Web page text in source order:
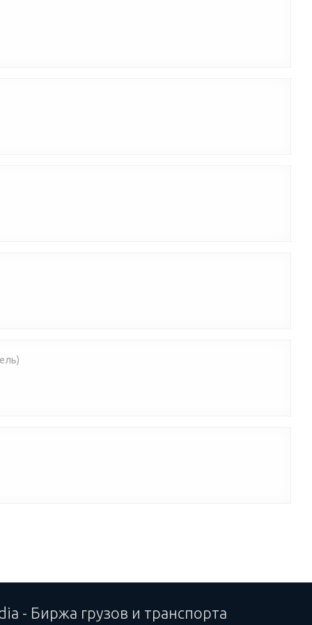
- Биржа грузов и транспорта